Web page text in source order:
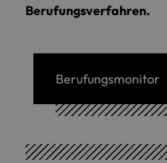
Berufungsverfahren.
Berufungsmonitor